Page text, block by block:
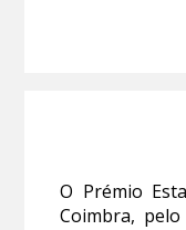
O Prémio
Coimbra,